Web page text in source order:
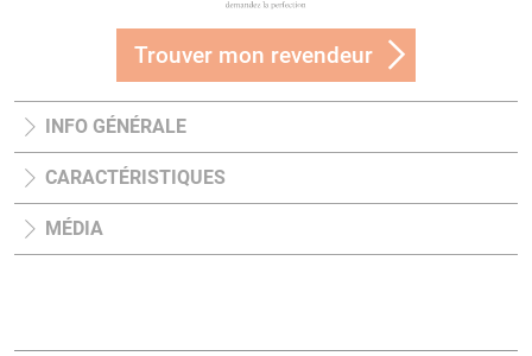
Trouver mon revendeur
INFO GÉNÉRALE
CARACTÉRISTIQUES
MÉDIA